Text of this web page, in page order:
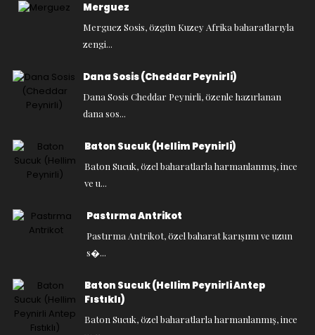
Merguez
Merguez Sosis, özgün Kuzey Afrika baharatlarıyla
zengi...
Dana Sosis (Cheddar Peynirli)
Dana Sosis Cheddar Peynirli, özenle hazırlanan
dana sos...
Baton Sucuk (Hellim Peynirli)
Baton Sucuk, özel baharatlarla harmanlanmış, ince
ve u...
Pastırma Antrikot
Pastırma Antrikot, özel baharat karışımı ve uzun
s�...
Baton Sucuk (Hellim Peynirli Antep
Fıstıklı)
Baton Sucuk, özel baharatlarla harmanlanmış, ince